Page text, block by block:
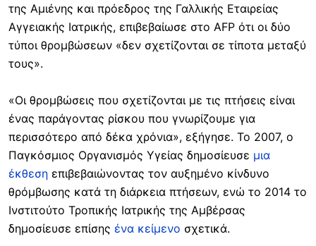
της Αμιένης και πρόεδρος της Γαλλικής Εταιρείας
Αγγειακής Ιατρικής, επιβεβαίωσε στο AFP ότι οι δύο
τύποι θρομβώσεων «δεν σχετίζονται σε τίποτα μεταξύ
τους».
«Οι θρομβώσεις που σχετίζονται με τις πτήσεις είναι
ένας παράγοντας ρίσκου που γνωρίζουμε για
περισσότερο από δέκα χρόνια», εξήγησε. Το 2007, ο
Παγκόσμιος Οργανισμός Υγείας δημοσίευσε μια
έκθεση επιβεβαιώνοντας τον αυξημένο κίνδυνο
θρόμβωσης κατά τη διάρκεια πτήσεων, ενώ το 2014 το
Ινστιτούτο Τροπικής Ιατρικής της Αμβέρσας
δημοσίευσε επίσης ένα κείμενο σχετικά.